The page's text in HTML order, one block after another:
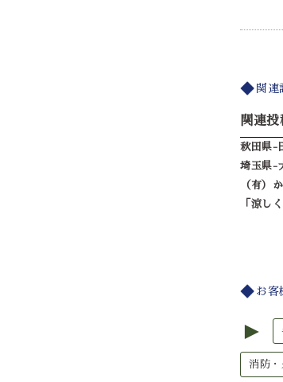
関連
関連投
秋田県-
埼玉県-
（有）
「涼し
お客
►
消防